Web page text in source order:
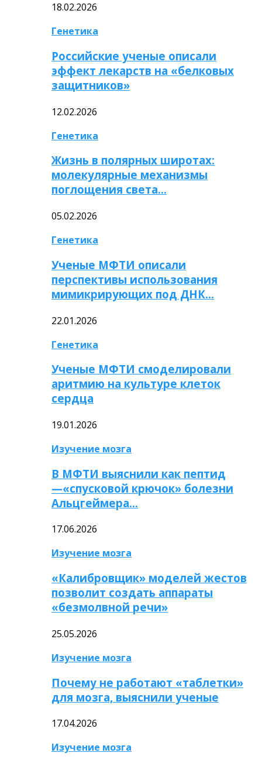
18.02.2026
Генетика
Российские ученые описали
эффект лекарств на «белковых
защитников»
12.02.2026
Генетика
Жизнь в полярных широтах:
молекулярные механизмы
поглощения света…
05.02.2026
Генетика
Ученые МФТИ описали
перспективы использования
мимикрирующих под ДНК…
22.01.2026
Генетика
Ученые МФТИ смоделировали
аритмию на культуре клеток
сердца
19.01.2026
Изучение мозга
В МФТИ выяснили как пептид
—«спусковой крючок» болезни
Альцгеймера…
17.06.2026
Изучение мозга
«Калибровщик» моделей жестов
позволит создать аппараты
«безмолвной речи»
25.05.2026
Изучение мозга
Почему не работают «таблетки»
для мозга, выяснили ученые
17.04.2026
Изучение мозга